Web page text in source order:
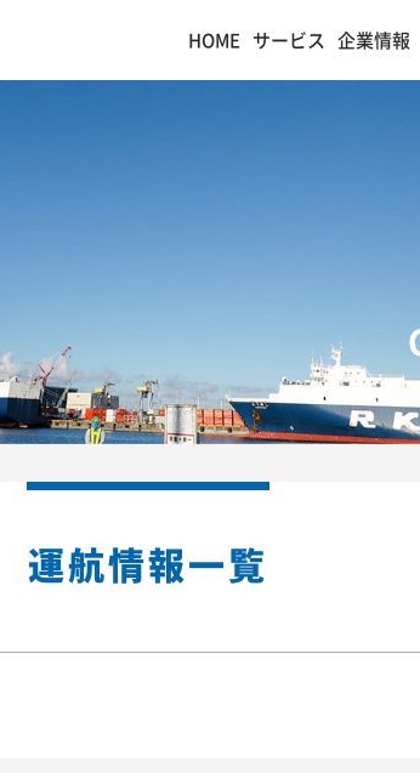
HOME サービス 企業情報
運航情報一覧